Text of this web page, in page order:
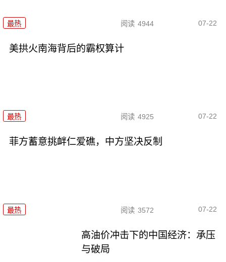
最热 阅读 4944 07-22
美拱火南海背后的霸权算计
最热 阅读 4925 07-22
菲方蓄意挑衅仁爱礁，中方坚决反制
最热 阅读 3572 07-22
高油价冲击下的中国经济：承压
与破局